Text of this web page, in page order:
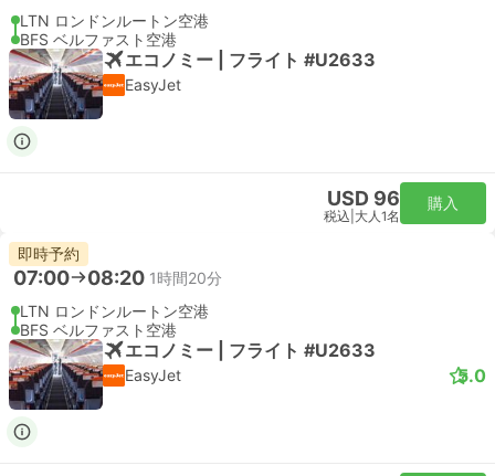
LTN ロンドンルートン空港
BFS ベルファスト空港
エコノミー | フライト #U2633
EasyJet
USD 96
税込 大人1名
購入
即時予約
07:00 08:20 1時間20分
LTN ロンドンルートン空港
BFS ベルファスト空港
エコノミー | フライト #U2633
EasyJet 5.0